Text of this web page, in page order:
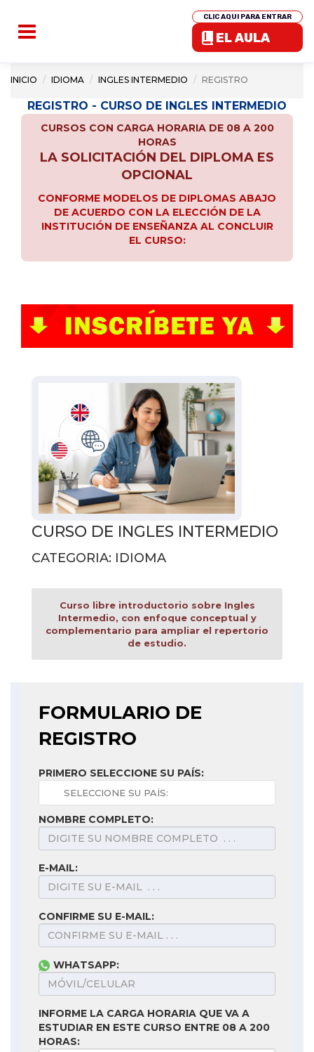
CLIC AQUI PARA ENTRAR
EL AULA
INICIO IDIOMA INGLES INTERMEDIO REGISTRO
REGISTRO - CURSO DE INGLES INTERMEDIO
CURSOS CON CARGA HORARIA DE 08 A 200
HORAS
LA SOLICITACIÓN DEL DIPLOMA ES
OPCIONAL
CONFORME MODELOS DE DIPLOMAS ABAJO
DE ACUERDO CON LA ELECCIÓN DE LA
INSTITUCIÓN DE ENSEÑANZA AL CONCLUIR
EL CURSO:
CURSO DE INGLES INTERMEDIO
CATEGORIA: IDIOMA
Curso libre introductorio sobre Ingles
Intermedio, con enfoque conceptual y
complementario para ampliar el repertorio
de estudio.
FORMULARIO DE
REGISTRO
PRIMERO SELECCIONE SU PAÍS:
NOMBRE COMPLETO:
E-MAIL:
CONFIRME SU E-MAIL:
WHATSAPP:
INFORME LA CARGA HORARIA QUE VA A
ESTUDIAR EN ESTE CURSO ENTRE 08 A 200
HORAS: